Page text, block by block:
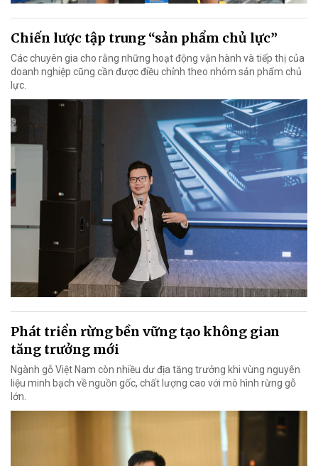
Chiến lược tập trung “sản phẩm chủ lực”
Các chuyên gia cho rằng những hoạt động vận hành và tiếp thị của
doanh nghiệp cũng cần được điều chỉnh theo nhóm sản phẩm chủ
lực.
Phát triển rừng bền vững tạo không gian
tăng trưởng mới
Ngành gỗ Việt Nam còn nhiều dư địa tăng trưởng khi vùng nguyên
liệu minh bạch về nguồn gốc, chất lượng cao với mô hình rừng gỗ
lớn.